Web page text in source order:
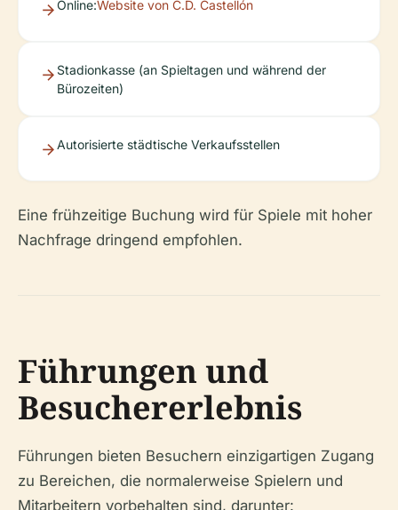
Online:Website von C.D. Castellón
Stadionkasse (an Spieltagen und während der
Bürozeiten)
Autorisierte städtische Verkaufsstellen
Eine frühzeitige Buchung wird für Spiele mit hoher
Nachfrage dringend empfohlen.
Führungen und
Besuchererlebnis
Führungen bieten Besuchern einzigartigen Zugang
zu Bereichen, die normalerweise Spielern und
Mitarbeitern vorbehalten sind, darunter: